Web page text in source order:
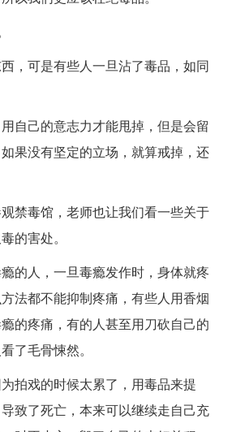
，可是有些人一旦沾了毒品，如同
自己的意志力才能甩掉，但是会留
果没有坚定的立场，就算戒掉，还
禁毒馆，老师也让我们看一些关于
的害处。
的人，一旦毒瘾发作时，身体就疼
法都不能抑制疼痛，有些人用香烟
的疼痛，有的人甚至用刀砍自己的
了毛骨悚然。
拍戏的时候太累了，用毒品来提
致了死亡，本来可以继续走自己充